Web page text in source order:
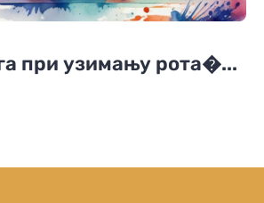
при узимању рота�...